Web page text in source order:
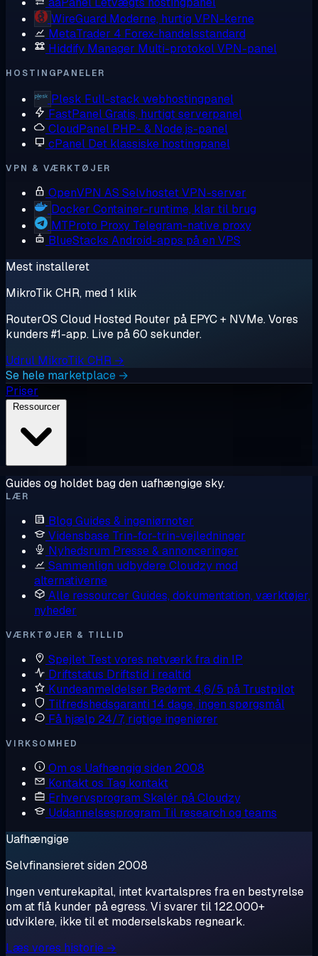
WireGuard Moderne, hurtig VPN-kerne
MetaTrader 4 Forex-handelsstandard
Hiddify Manager Multi-protokol VPN-panel
HOSTINGPANELER
Plesk Full-stack webhostingpanel
FastPanelGratis, hurtigt serverpanel
CloudPanel PHP- & Node.js-panel
cPanel Det klassiske hostingpanel
VPN & VÆRKTØJER
OpenVPN AS Selvhostet VPN-server
Docker Container-runtime, klar til brug
MTProto Proxy Telegram-native proxy
BlueStacks Android-apps på en VPS
Mest installeret
MikroTik CHR, med 1 klik
RouterOS Cloud Hosted Router på EPYC + NVMe. Vores
kunders #1-app. Live på 60 sekunder.
Udrul MikroTik CHR →
Se hele marketplace →
Priser
Ressourcer
Guides og holdet bag den uafhængige sky.
LÆR
Blog Guides & ingeniørnoter
Vidensbase Trin-for-trin-vejledninger
Nyhedsrum Presse & annonceringer
Sammenlign udbydereCloudzy mod
alternativerne
Alle ressourcer Guides, dokumentation, værktøjer,
nyheder
VÆRKTØJER & TILLID
Spejlet Test vores netværk fra din IP
Driftstatus Driftstid i realtid
Kundeanmeldelser Bedømt 4,6/5 på Trustpilot
Tilfredshedsgaranti 14 dage, ingen spørgsmål
Få hjælp 24/7, rigtige ingeniører
VIRKSOMHED
Om os Uafhængig siden 2008
Kontakt os Tag kontakt
Erhvervsprogram Skalér på Cloudzy
Uddannelsesprogram Til research og teams
Uafhængige
Selvfinansieret siden 2008
Ingen venturekapital, intet kvartalspres fra en bestyrelse
om at flå kunder på egress. Vi svarer til 122.000+
udviklere, ikke til et moderselskabs regneark.
Læs vores historie →